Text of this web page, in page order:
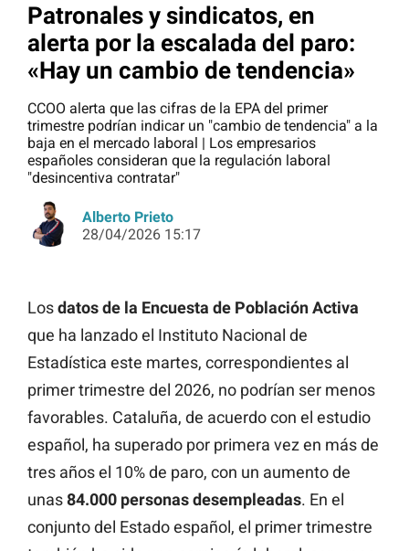
Patronales y sindicatos, en
alerta por la escalada del paro:
«Hay un cambio de tendencia»
CCOO alerta que las cifras de la EPA del primer
trimestre podrían indicar un "cambio de tendencia" a la
baja en el mercado laboral | Los empresarios
españoles consideran que la regulación laboral
"desincentiva contratar"
Alberto Prieto
28/04/2026 15:17
Losdatos de la Encuesta de Población Activa
que ha lanzado el Instituto Nacional de
Estadística este martes, correspondientes al
primer trimestre del 2026, no podrían ser menos
favorables. Cataluña, de acuerdo con el estudio
español, ha superado por primera vez en más de
tres años el 10% de paro, con un aumento de
unas84.000 personas desempleadas. En el
conjunto del Estado español, el primer trimestre